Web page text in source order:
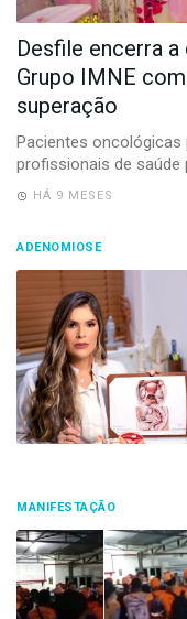
por
Hesea
Tecnologia
Sistemas
Desfile encerra a
Grupo IMNE
superação
Pacientes
profissionais de saúde
HÁ 9 MESES
ADENOMIOSE
MANIFESTAÇÃO